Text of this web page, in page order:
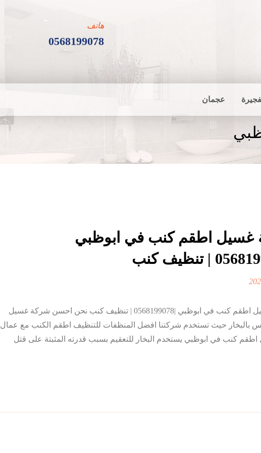
هاتف
0568199078
عجمان
غسيل اطقم كنب في ابوظبي
شركة غسيل اطقم كنب في ابوظبي |0568199078 | تنظيف كنب نحن احسن شركة غسيل
بالبخار حيث تستخدم شركتنا افضل المنظفات للتنظيف اطقم الكنب مع عمال
كنب في ابوظبي يستخدم البخار للتعقيم بسبب قدرته المثبتة على قتل